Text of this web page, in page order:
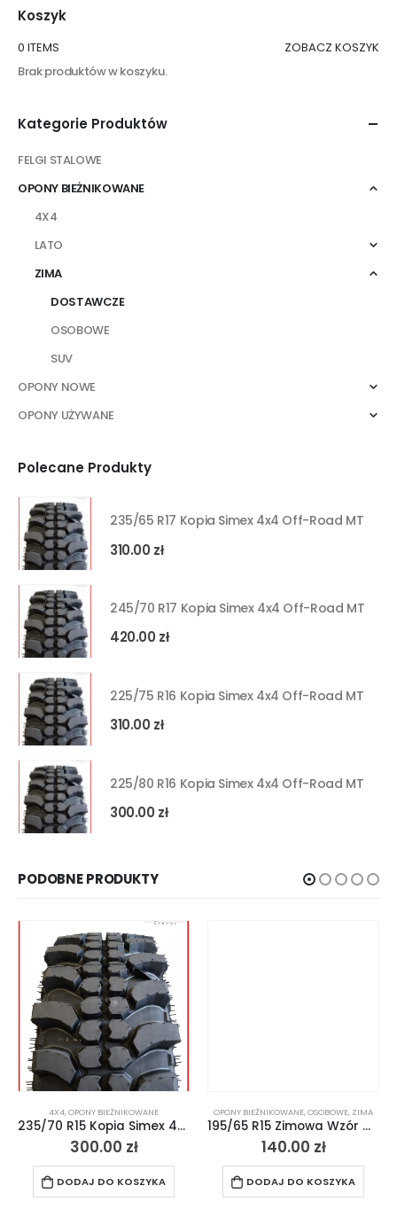
Koszyk
0 ITEMS
ZOBACZ KOSZYK
Brak produktów w koszyku.
Kategorie Produktów
FELGI STALOWE
OPONY BIEŻNIKOWANE
4X4
LATO
ZIMA
DOSTAWCZE
OSOBOWE
SUV
OPONY NOWE
OPONY UŻYWANE
Polecane Produkty
235/65 R17 Kopia Simex 4x4 Off-Road MT
310.00 zł
245/70 R17 Kopia Simex 4x4 Off-Road MT
420.00 zł
225/75 R16 Kopia Simex 4x4 Off-Road MT
310.00 zł
225/80 R16 Kopia Simex 4x4 Off-Road MT
300.00 zł
PODOBNE PRODUKTY
4X4,OPONY BIEŻNIKOWANE
235/70 R15 Kopia Simex 4×4 Off-Road MT
300.00 zł
DODAJ DO KOSZYKA
OPONY BIEŻNIKOWANE,OSOBOWE, ZIMA
195/65 R15 Zimowa Wzór Michelin Alpine4
140.00 zł
DODAJ DO KOSZYKA